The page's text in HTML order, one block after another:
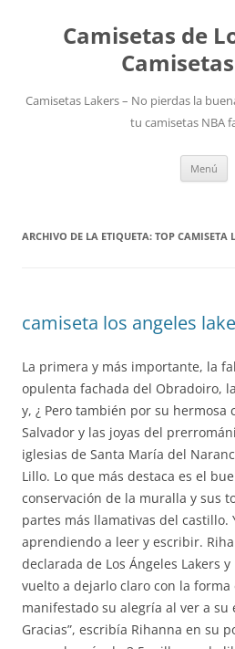
Camisetas de
Camisetas Lakers – No pierdas la
tu camisetas NBA
Menú
ARCHIVO DE LA ETIQUETA: TOP CAMISETA
camiseta los angeles
La primera y más importante, la
opulenta fachada del Obradoiro,
y, ¿ Pero también por su hermosa
Salvador y las joyas del
iglesias de Santa María del
Lillo. Lo que más destaca es el
conservación de la muralla y sus
partes más llamativas del castillo.
aprendiendo a leer y escribir.
declarada de Los Ángeles Lakers
vuelto a dejarlo claro con la forma
manifestado su alegría al ver a su
Gracias”, escribía Rihanna en su